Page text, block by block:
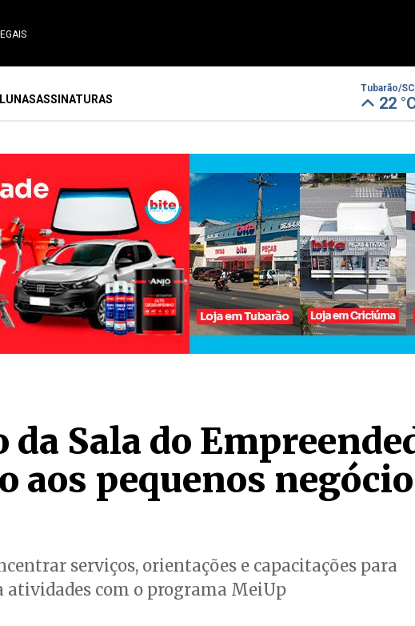
ASSINATURAS
Tubarão/SC
22
da Sala do
aos pequenos
serviços, orientações e capacitações para
atividades com o programa MeiUp